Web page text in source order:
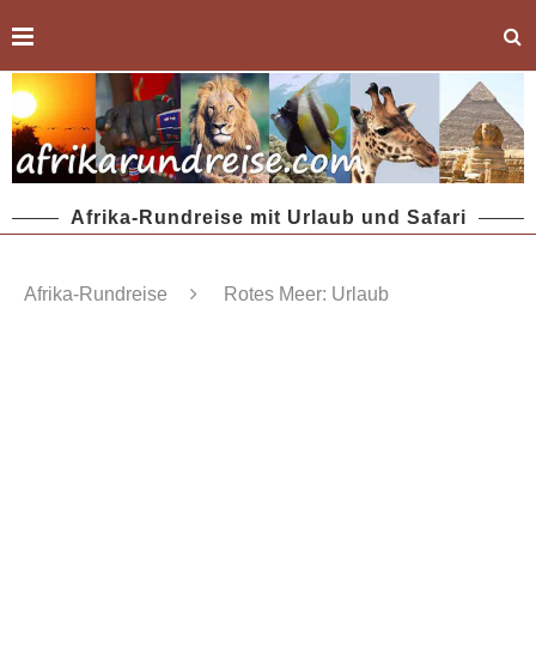
Afrika-Rundreise mit Urlaub und Safari
Afrika-Rundreise Rotes Meer: Urlaub